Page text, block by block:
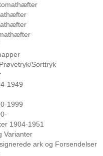
Sorttryk
1949
1999
1904-1951
Varianter
ark og Forsendelser